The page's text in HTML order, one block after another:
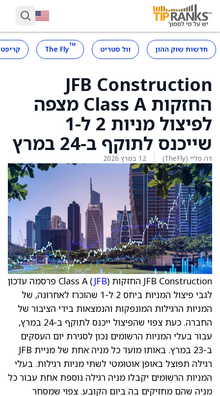
חדשות שוק ההון וול סטריט ™
The Fly
JFB Construction
החזקות Class A מצפה
לפיצול מניות 2 ל-1
שייכנס לתוקף ב-24 במרץ
דה פליי (TheFly) 12 במרץ 2026
JFB Construction החזקות Class A ( JFB
) פרסמה עדכון
לגבי פיצול המניות ביחס 2 ל-1 שהוכרז לאחרונה, של
המניות הרגילות המונפקות והנמצאות בידי הציבור של
החברה. כעת צפוי שהפיצול ייכנס לתוקף ב-24 במרץ,
עבור בעלי המניות הרשומים נכון לסגירת יום העסקים
ב-23 במרץ. באותו מועד כל מניה אחת של מניית JFB
רגילה תפוצל באופן אוטומטי לשתי מניות רגילות. בעלי
המניות הרשומים יקבלו מניה רגילה נוספת אחת עבור כל
מניה שהם מחזיקים בה ביום הקובע. צפוי שמסחר